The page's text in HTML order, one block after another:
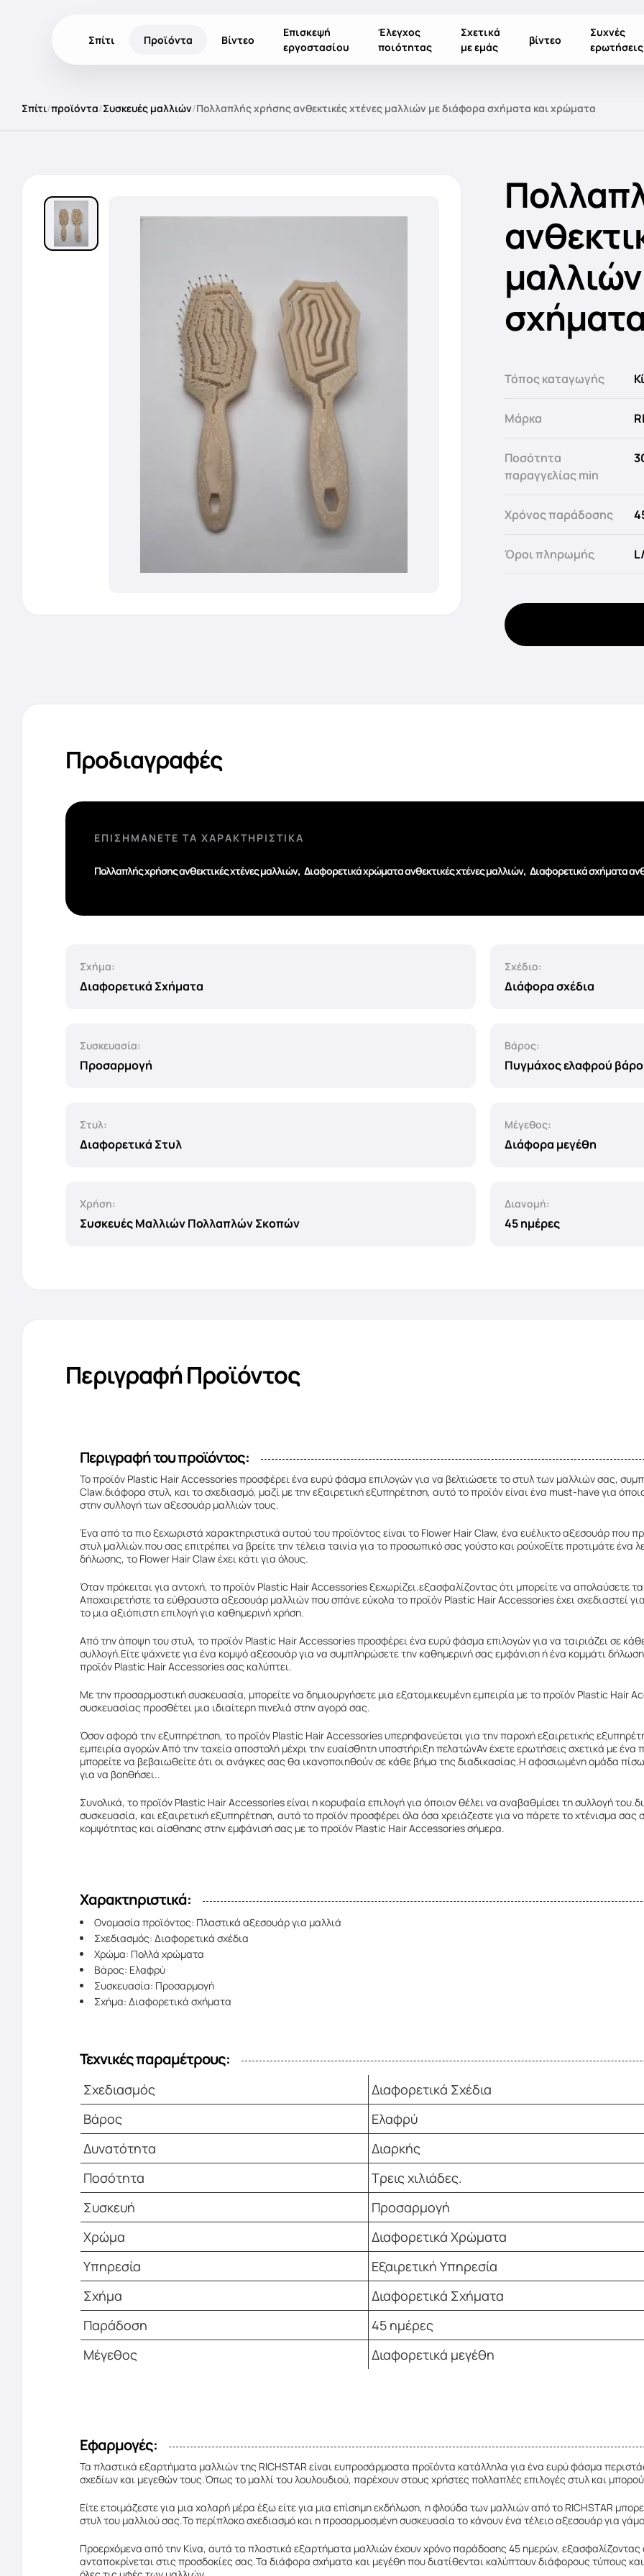
Σπίτι Προϊόντα Βίντεο
Επισκεψή
εργοστασίου
Έλεγχος
ποιότητας
Σχετικά
με εμάς
βίντεο
Συχνές
ερωτήσεις
Σπίτι/προϊόντα/Συσκευές μαλλιών/Πολλαπλής χρήσης ανθεκτικές χτένες μαλλιών με διάφορα σχήματα και χρώματα
Τόπος καταγωγής
Μάρκα
Ποσότητα
παραγγελίας min
Χρόνος παράδοσης
Όροι πληρωμής
Προδιαγραφές
ΕΠΙΣΗΜΆΝΕΤΕ ΤΑ ΧΑΡΑΚΤΗΡΙΣΤΙΚΆ
Πολλαπλής χρήσης ανθεκτικές χτένες μαλλιών, Διαφορετικά χρώματα ανθεκτικές χτένες μαλλιών, Διαφορετικά σχήματα
Σχήμα:
Διαφορετικά Σχήματα
Σχέδιο:
Διάφορα σχέδια
Συσκευασία:
Προσαρμογή
Βάρος:
Πυγμάχος ελαφρού
Στυλ:
Διαφορετικά Στυλ
Μέγεθος:
Διάφορα μεγέθη
Χρήση:
Συσκευές Μαλλιών Πολλαπλών Σκοπών
Διανομή:
45 ημέρες
Περιγραφή Προϊόντος
Περιγραφή του προϊόντος:
Το προϊόν Plastic Hair Accessories προσφέρει ένα ευρύ φάσμα επιλογών για να βελτιώσετε το στυλ των μαλλιών σας,
Claw.διάφορα στυλ, και το σχεδιασμό, μαζί με την εξαιρετική εξυπηρέτηση, αυτό το προϊόν είναι ένα must-have για
στην συλλογή των αξεσουάρ μαλλιών τους.
Ένα από τα πιο ξεχωριστά χαρακτηριστικά αυτού του προϊόντος είναι το Flower Hair Claw, ένα ευέλικτο αξεσουάρ που
στυλ μαλλιών.που σας επιτρέπει να βρείτε την τέλεια ταινία για το προσωπικό σας γούστο και ρούχοΕίτε προτιμάτε ένα
δήλωσης, το Flower Hair Claw έχει κάτι για όλους.
Όταν πρόκειται για αντοχή, το προϊόν Plastic Hair Accessories ξεχωρίζει.εξασφαλίζοντας ότι μπορείτε να απολαύσετε
Αποχαιρετήστε τα εύθραυστα αξεσουάρ μαλλιών που σπάνε εύκολα το προϊόν Plastic Hair Accessories έχει σχεδιαστεί
το μια αξιόπιστη επιλογή για καθημερινή χρήση.
Από την άποψη του στυλ, το προϊόν Plastic Hair Accessories προσφέρει ένα ευρύ φάσμα επιλογών για να ταιριάζει σε
συλλογή.Είτε ψάχνετε για ένα κομψό αξεσουάρ για να συμπληρώσετε την καθημερινή σας εμφάνιση ή ένα κομμάτι
προϊόν Plastic Hair Accessories σας καλύπτει.
Με την προσαρμοστική συσκευασία, μπορείτε να δημιουργήσετε μια εξατομικευμένη εμπειρία με το προϊόν Plastic
συσκευασίας προσθέτει μια ιδιαίτερη πινελιά στην αγορά σας.
Όσον αφορά την εξυπηρέτηση, το προϊόν Plastic Hair Accessories υπερηφανεύεται για την παροχή εξαιρετικής
εμπειρία αγορών.Από την ταχεία αποστολή μέχρι την ευαίσθητη υποστήριξη πελατώνΑν έχετε ερωτήσεις σχετικά με ένα
μπορείτε να βεβαιωθείτε ότι οι ανάγκες σας θα ικανοποιηθούν σε κάθε βήμα της διαδικασίας.Η αφοσιωμένη ομάδα
για να βοηθήσει..
Συνολικά, το προϊόν Plastic Hair Accessories είναι η κορυφαία επιλογή για όποιον θέλει να αναβαθμίσει τη συλλογή
συσκευασία, και εξαιρετική εξυπηρέτηση, αυτό το προϊόν προσφέρει όλα όσα χρειάζεστε για να πάρετε το χτένισμα σας
κομψότητας και αίσθησης στην εμφάνισή σας με το προϊόν Plastic Hair Accessories σήμερα.
Χαρακτηριστικά:
Ονομασία προϊόντος: Πλαστικά αξεσουάρ για μαλλιά
Σχεδιασμός: Διαφορετικά σχέδια
Χρώμα: Πολλά χρώματα
Βάρος: Ελαφρύ
Συσκευασία: Προσαρμογή
Σχήμα: Διαφορετικά σχήματα
Τεχνικές παραμέτρους:
Σχεδιασμός
Διαφορετικά Σχέδια
Βάρος
Ελαφρύ
Δυνατότητα
Διαρκής
Ποσότητα
Τρεις χιλιάδες.
Συσκευή
Προσαρμογή
Χρώμα
Διαφορετικά Χρώματα
Υπηρεσία
Εξαιρετική Υπηρεσία
Σχήμα
Διαφορετικά Σχήματα
Παράδοση
45 ημέρες
Μέγεθος
Διαφορετικά μεγέθη
Εφαρμογές:
Τα πλαστικά εξαρτήματα μαλλιών της RICHSTAR είναι ευπροσάρμοστα προϊόντα κατάλληλα για ένα ευρύ φάσμα
σχεδίων και μεγεθών τους.Όπως το μαλλί του λουλουδιού, παρέχουν στους χρήστες πολλαπλές επιλογές στυλ και
Είτε ετοιμάζεστε για μια χαλαρή μέρα έξω είτε για μια επίσημη εκδήλωση, η φλούδα των μαλλιών από το RICHSTAR
στυλ του μαλλιού σας.Το περίπλοκο σχεδιασμό και η προσαρμοσμένη συσκευασία το κάνουν ένα τέλειο αξεσουάρ για
Προερχόμενα από την Κίνα, αυτά τα πλαστικά εξαρτήματα μαλλιών έχουν χρόνο παράδοσης 45 ημερών,
ανταποκρίνεται στις προσδοκίες σας.Τα διάφορα σχήματα και μεγέθη που διατίθενται καλύπτουν διάφορους τύπους